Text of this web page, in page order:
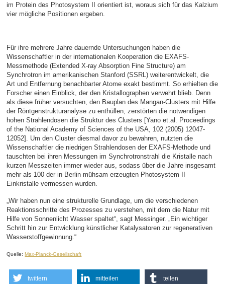
im Protein des Photosystem II orientiert ist, woraus sich für das Kalzium
vier mögliche Positionen ergeben.
Für ihre mehrere Jahre dauernde Untersuchungen haben die
Wissenschaftler in der internationalen Kooperation die EXAFS-
Messmethode (Extended X-ray Absorption Fine Structure) am
Synchrotron im amerikanischen Stanford (SSRL) weiterentwickelt, die
Art und Entfernung benachbarter Atome exakt bestimmt. So erhielten die
Forscher einen Einblick, der den Kristallographen verwehrt blieb. Denn
als diese früher versuchten, den Bauplan des Mangan-Clusters mit Hilfe
der Röntgenstrukturanalyse zu enthüllen, zerstörten die notwendigen
hohen Strahlendosen die Struktur des Clusters [Yano et.al. Proceedings
of the National Academy of Sciences of the USA, 102 (2005) 12047-
12052]. Um den Cluster diesmal davor zu bewahren, nutzten die
Wissenschaftler die niedrigen Strahlendosen der EXAFS-Methode und
tauschten bei ihren Messungen im Synchrotronstrahl die Kristalle nach
kurzen Messzeiten immer wieder aus, sodass über die Jahre insgesamt
mehr als 100 der in Berlin mühsam erzeugten Photosystem II
Einkristalle vermessen wurden.
„Wir haben nun eine strukturelle Grundlage, um die verschiedenen
Reaktionsschritte des Prozesses zu verstehen, mit dem die Natur mit
Hilfe von Sonnenlicht Wasser spaltet“, sagt Messinger. „Ein wichtiger
Schritt hin zur Entwicklung künstlicher Katalysatoren zur regenerativen
Wasserstoffgewinnung.“
Quelle:Max-Planck-Gesellschaft
twittern mitteilen teilen